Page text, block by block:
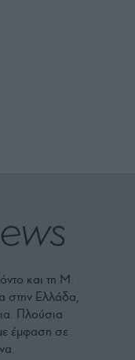
και τη Μ.
στην Ελλάδα,
Πλούσια
έμφαση σε